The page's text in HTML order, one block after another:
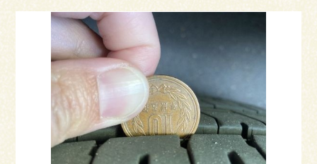
施工事例 パーツギャラリー
お客様の声
私たちのこと
三和建設の強み
リフォーム